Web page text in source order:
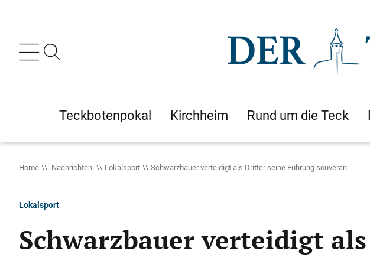
Teckbotenpokal Kirchheim Rund um die Teck
Home Nachrichten Lokalsport Schwarzbauer verteidigt als Dritter seine Führung souverän
Lokalsport
Schwarzbauer verteidigt